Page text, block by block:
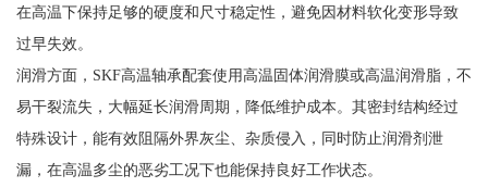
在高温下保持足够的硬度和尺寸稳定性，避免因材料软化变形导致
过早失效。
润滑方面，SKF高温轴承配套使用高温固体润滑膜或高温润滑脂，不
易干裂流失，大幅延长润滑周期，降低维护成本。其密封结构经过
特殊设计，能有效阻隔外界灰尘、杂质侵入，同时防止润滑剂泄
漏，在高温多尘的恶劣工况下也能保持良好工作状态。